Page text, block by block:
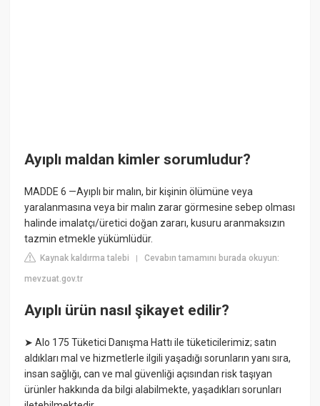
Ayıplı maldan kimler sorumludur?
MADDE 6 —Ayıplı bir malın, bir kişinin ölümüne veya
yaralanmasına veya bir malın zarar görmesine sebep olması
halinde imalatçı/üretici doğan zararı, kusuru aranmaksızın
tazmin etmekle yükümlüdür.
Kaynak kaldırma talebi |Cevabın tamamını burada okuyun:
mevzuat.gov.tr
Ayıplı ürün nasıl şikayet edilir?
➤ Alo 175 Tüketici Danışma Hattı ile tüketicilerimiz; satın
aldıkları mal ve hizmetlerle ilgili yaşadığı sorunların yanı sıra,
insan sağlığı, can ve mal güvenliği açısından risk taşıyan
ürünler hakkında da bilgi alabilmekte, yaşadıkları sorunları